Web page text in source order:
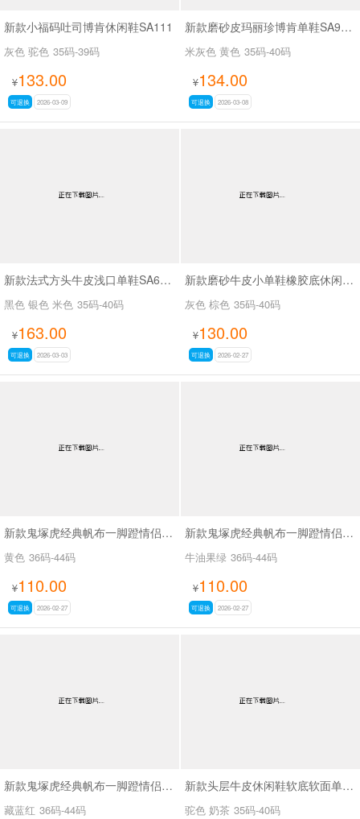
新款小福码吐司博肯休闲鞋SA111
灰色 驼色 35码-39码
¥133.00
可退换 2026-03-09
新款磨砂皮玛丽珍博肯单鞋SA900-1
米灰色 黄色 35码-40码
¥134.00
可退换 2026-03-08
新款法式方头牛皮浅口单鞋SA66879
黑色 银色 米色 35码-40码
¥163.00
可退换 2026-03-03
新款磨砂牛皮小单鞋橡胶底休闲鞋SA115
灰色 棕色 35码-40码
¥130.00
可退换 2026-02-27
新款鬼塚虎经典帆布一脚蹬情侣款懒人鞋SA66
黄色 36码-44码
¥110.00
可退换 2026-02-27
新款鬼塚虎经典帆布一脚蹬情侣款懒人鞋SA66
牛油果绿 36码-44码
¥110.00
可退换 2026-02-27
新款鬼塚虎经典帆布一脚蹬情侣款懒人鞋SA66
藏蓝红 36码-44码
新款头层牛皮休闲鞋软底软面单鞋SA33015
驼色 奶茶 35码-40码